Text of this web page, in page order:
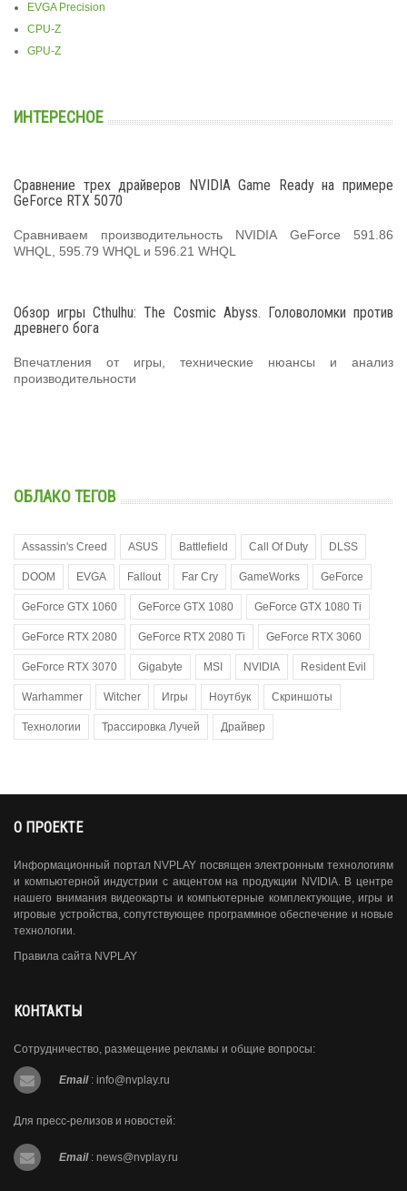
EVGA Precision
CPU-Z
GPU-Z
ИНТЕРЕСНОЕ
Сравнение трех драйверов NVIDIA Game Ready на примере
GeForce RTX 5070
Сравниваем производительность NVIDIA GeForce 591.86
WHQL, 595.79 WHQL и 596.21 WHQL
Обзор игры Cthulhu: The Cosmic Abyss. Головоломки против
древнего бога
Впечатления от игры, технические нюансы и анализ
производительности
ОБЛАКО ТЕГОВ
Assassin's Creed ASUS Battlefield Call Of Duty DLSS
DOOM EVGA Fallout Far Cry GameWorks GeForce
GeForce GTX 1060 GeForce GTX 1080 GeForce GTX 1080 Ti
GeForce RTX 2080 GeForce RTX 2080 Ti GeForce RTX 3060
GeForce RTX 3070 Gigabyte MSI NVIDIA Resident Evil
Warhammer Witcher Игры Ноутбук Скриншоты
Технологии Трассировка Лучей Драйвер
О ПРОЕКТЕ
Информационный портал NVPLAY посвящен электронным технологиям
и компьютерной индустрии с акцентом на продукции NVIDIA. В центре
нашего внимания видеокарты и компьютерные комплектующие, игры и
игровые устройства, сопутствующее программное обеспечение и новые
технологии.
Правила сайта NVPLAY
КОНТАКТЫ
Сотрудничество, размещение рекламы и общие вопросы:
Email : info@nvplay.ru
Для пресс-релизов и новостей:
Email : news@nvplay.ru